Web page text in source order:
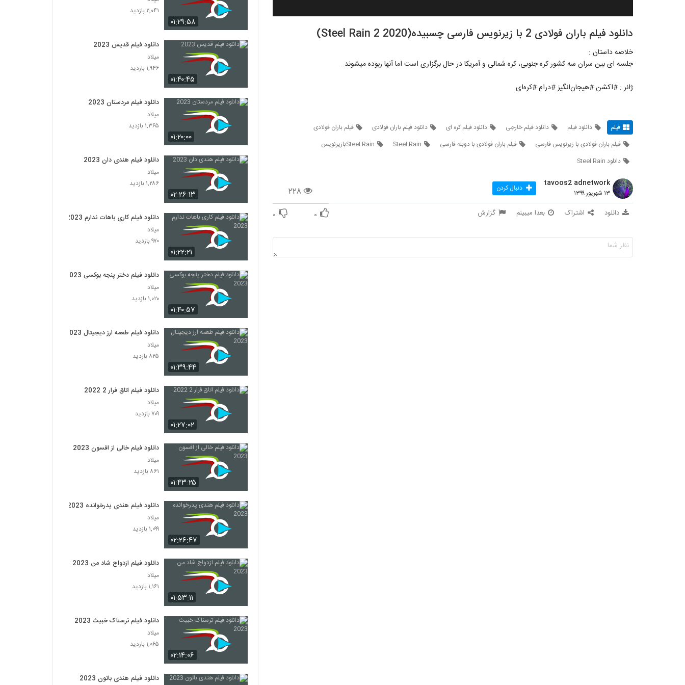
دانلود فیلم باران فولادی 2 با زیرنویس فارسی چسبیده(Steel Rain 2 2020)
خلاصه داستان :
جلسه ای بین سران سه کشور کره جنوبی، کره شمالی و آمریکا در حال برگزاری است اما آنها ربوده میشوند...
ژانر : #اکشن #هیجان‌انگیز #درام #کره‌ای
فیلم دانلود فیلم دانلود فیلم خارجی دانلود فیلم کره ای دانلود فیلم باران فولادی
فیلم باران فولادی
فیلم باران فولادی با زیرنویس فارسی
فیلم باران فولادی با دوبله فارسی Steel Rain
Steel Rainبازیرنویس
دانلود Steel Rain
۲۲۸
tavoos2 adnetwork
۱۳ شهریور ۱۳۹۹ دنبال کردن
دانلود اشتراک بعدا میبینم گزارش ۰ ۰
۰۱:۲۹:۵۸
۲,۰۴۱ بازدید
۰۱:۴۰:۴۵
دانلود فیلم قدیس 2023
میلاد
۱,۹۴۶ بازدید
۰۱:۲۰:۰۰
دانلود فیلم مردستان 2023
میلاد
۱,۳۶۵ بازدید
۰۲:۲۶:۱۳
دانلود فیلم هندی دان 2023
میلاد
۱,۲۸۶ بازدید
۰۱:۲۲:۲۱
دانلود فیلم کاری باهات ندارم 2023
میلاد
۹۷۰ بازدید
۰۱:۴۰:۵۷
دانلود فیلم دختر پنجه بوکسی 2023
میلاد
۱,۰۲۰ بازدید
۰۱:۳۹:۴۴
دانلود فیلم طعمه ارز دیجیتال 2023
میلاد
۸۲۵ بازدید
۰۱:۲۷:۰۲
دانلود فیلم اتاق فرار 2 2022
میلاد
۷۰۹ بازدید
۰۱:۴۳:۲۵
دانلود فیلم خالی از افسون 2023
میلاد
۸۶۱ بازدید
۰۲:۲۶:۴۷
دانلود فیلم هندی پدرخوانده 2023
میلاد
۱,۰۹۹ بازدید
۰۱:۵۳:۱۱
دانلود فیلم ازدواج شاد من 2023
میلاد
۱,۱۶۱ بازدید
۰۲:۱۴:۰۶
دانلود فیلم ترسناک خبیث 2023
میلاد
۱,۰۶۵ بازدید
دانلود فیلم هندی باتون 2023